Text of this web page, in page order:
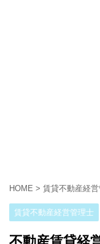
HOME > 賃貸不動産経
賃貸不動産経営管理士